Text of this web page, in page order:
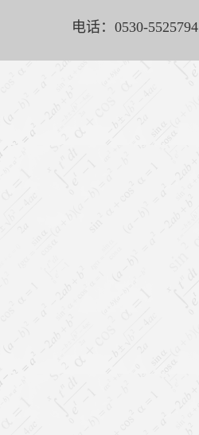
电话：0530-5525794